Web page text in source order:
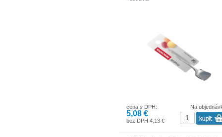
Na
cena s DPH:
5,08 €
bez DPH 4,13 €